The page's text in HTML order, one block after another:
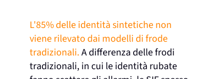
L'85% delle identità sintetiche non
viene rilevato dai modelli di frode
tradizionali.A differenza delle frodi
tradizionali, in cui le identità rubate